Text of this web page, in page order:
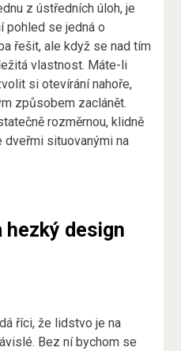
z ústředních úloh, je
pohled se jedná o
řešit, ale když se nad tím
vlastnost. Máte-li
si otevírání nahoře,
způsobem zaclánět.
rozměrnou, klidně
situovanými na
hezký design
říci, že lidstvo je na
Bez ní bychom se